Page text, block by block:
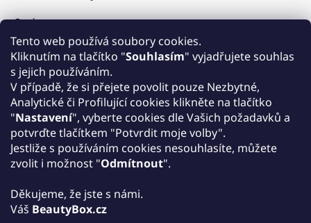
Tento web používá soubory cookies.
Kliknutím na tlačítko "Souhlasím" vyjadřujete souhlas
s jejich používáním.
V případě, že si přejete povolit pouze Nezbytné,
Analytické či Profilující cookies klikněte na tlačítko
"Nastavení", vyberte cookies dle Vašich požadavků a
potvrďte tlačítkem "Potvrdit moje volby".
Jestliže s používáním cookies nesouhlasíte, můžete
zvolit i možnost "Odmítnout".
Děkujeme, že jste s námi.
Váš BeautyBox.cz
O nás
Výhody a garance
Množstevní slevy
Způsob nákupu a dopravy
Reklamace
Obchodní podmínky
Podmínky ochrany osobních údajů
Kontakt
Zpětný odběr elektrozařízení